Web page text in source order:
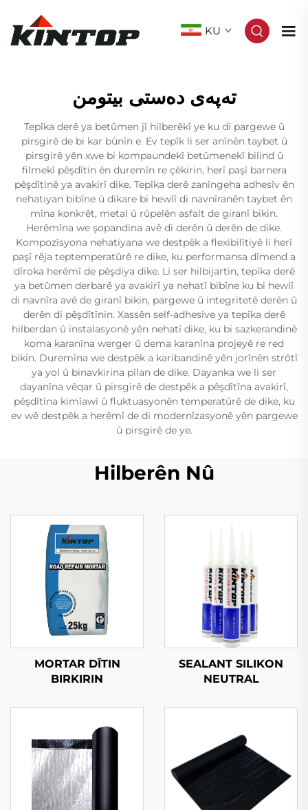
KU
تەپەی دەستی بیتومن
Tepîka derê ya betûmen jî hilberêkî ye ku di pargewe û
pirsgirê de bi kar bûnîn e. Ev tepîk li ser anînên taybet û
pirsgirê yên xwe bi kompaundekî betûmenekî bilind û
filmekî pêşdîtin ên duremîn re çêkirin, herî paşî barnera
pêşdîtinê ya avakirî dike. Tepîka derê zanîngeha adhesîv ên
nehatiyan bibîne û dikare bi hewlî di navnîranên taybet ên
mîna konkrêt, metal û rûpelên asfalt de giranî bikin.
Herêmîna we şopandina avê di derên û derên de dike.
Kompozîsyona nehatiyana we destpêk a flexibilîtiyê li herî
paşî rêja teptemperatûrê re dike, ku performansa dîmend a
dîroka herêmî de pêşdiya dike. Li ser hilbijartin, tepîka derê
ya betûmen derbarê ya avakirî ya nehatî bibîne ku bi hewlî
di navnîra avê de giranî bikin, pargewe û integritetê derên û
derên di pêşdîtînin. Xassên self-adhesive ya tepîka derê
hilberdan û instalasyonê yên nehatî dike, ku bi sazkerandinê
koma karanîna werger û dema karanîna projeyê re red
bikin. Duremîna we destpêk a karibandinê yên jorînên strôtî
ya yol û binavkirina pîlan de dike. Dayanka we li ser
dayanîna vêqar û pirsgirê de destpêk a pêşdîtîna avakirî,
pêşdîtîna kimîawî û fluktuasyonên temperatûrê de dike, ku
ev wê destpêk a herêmî de di modernîzasyonê yên pargewe
û pirsgirê de ye.
Hilberên Nû
MORTAR DÎTIN
BIRKIRIN
SEALANT SILIKON
NEUTRAL